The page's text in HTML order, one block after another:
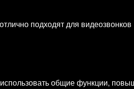
подходят для
общие функции,